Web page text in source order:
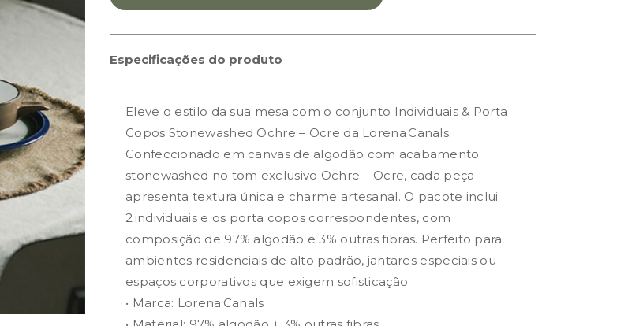
Especificações do produto
Eleve o estilo da sua mesa com o conjunto Individuais & Porta
Copos Stonewashed Ochre – Ocre da Lorena Canals.
Confeccionado em canvas de algodão com acabamento
stonewashed no tom exclusivo Ochre – Ocre, cada peça
apresenta textura única e charme artesanal. O pacote inclui
2 individuais e os porta copos correspondentes, com
composição de 97% algodão e 3% outras fibras. Perfeito para
ambientes residenciais de alto padrão, jantares especiais ou
espaços corporativos que exigem sofisticação.
• Marca: Lorena Canals